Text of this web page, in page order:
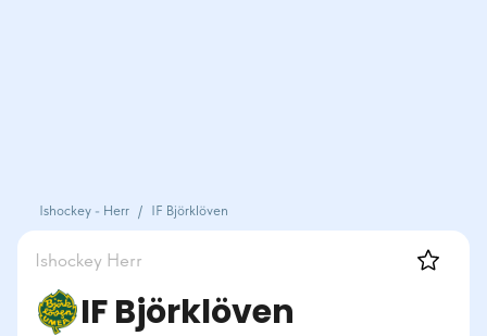
Ishockey - Herr / IF Björklöven
Ishockey Herr
IF Björklöven